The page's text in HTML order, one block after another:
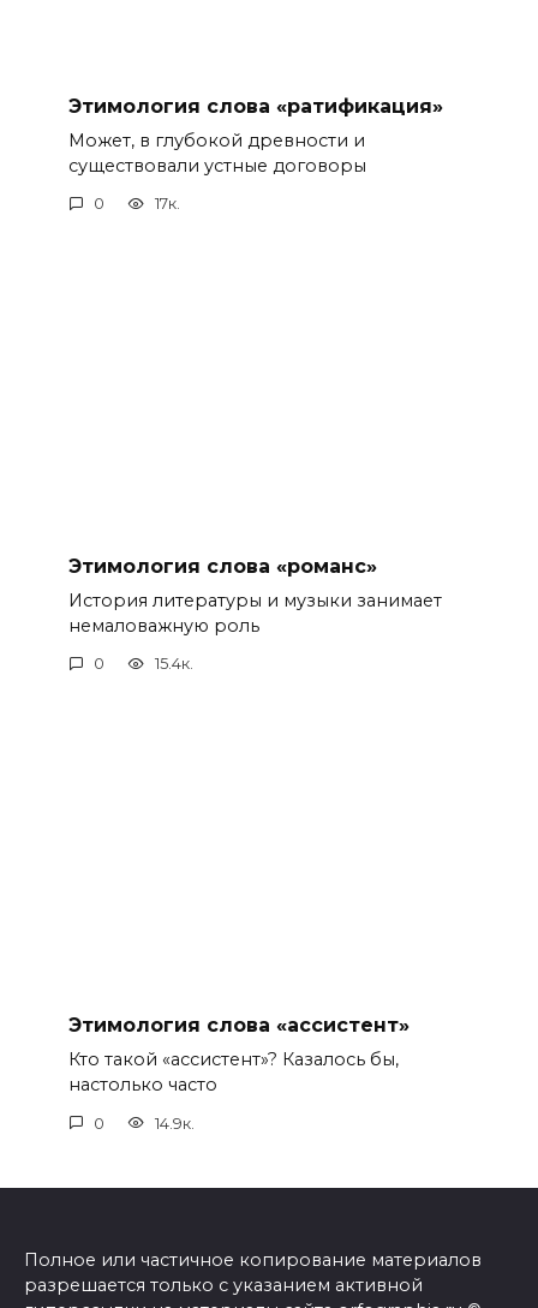
Этимология слова «ратификация»
Может, в глубокой древности и
существовали устные договоры
0 17к.
Этимология слова «романс»
История литературы и музыки занимает
немаловажную роль
0 15.4к.
Этимология слова «ассистент»
Кто такой «ассистент»? Казалось бы,
настолько часто
0 14.9к.
Полное или частичное копирование материалов
разрешается только с указанием активной